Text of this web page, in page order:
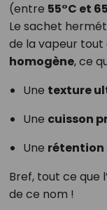
(entre 55°C et
Le sachet
de la vapeur tout
homogène, ce
Une texture
Une cuisson
Une rétention
Bref, tout ce que
de ce nom !